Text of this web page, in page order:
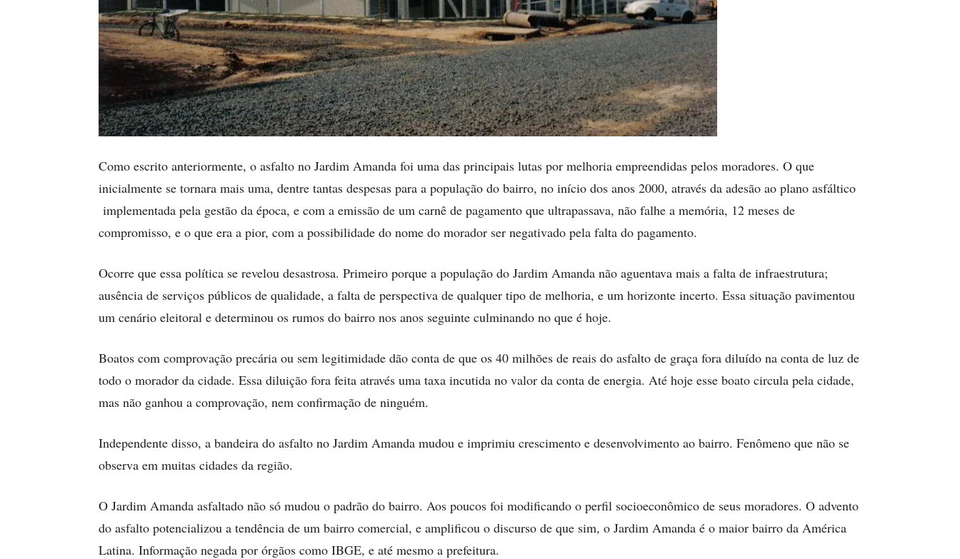
Como escrito anteriormente, o asfalto no Jardim Amanda foi uma das principais lutas por melhoria empreendidas pelos moradores. O que
inicialmente se tornara mais uma, dentre tantas despesas para a população do bairro, no início dos anos 2000, através da adesão ao plano asfáltico
implementada pela gestão da época, e com a emissão de um carnê de pagamento que ultrapassava, não falhe a memória, 12 meses de
compromisso, e o que era a pior, com a possibilidade do nome do morador ser negativado pela falta do pagamento.
Ocorre que essa política se revelou desastrosa. Primeiro porque a população do Jardim Amanda não aguentava mais a falta de infraestrutura;
ausência de serviços públicos de qualidade, a falta de perspectiva de qualquer tipo de melhoria, e um horizonte incerto. Essa situação pavimentou
um cenário eleitoral e determinou os rumos do bairro nos anos seguinte culminando no que é hoje.
Boatos com comprovação precária ou sem legitimidade dão conta de que os 40 milhões de reais do asfalto de graça fora diluído na conta de luz de
todo o morador da cidade. Essa diluição fora feita através uma taxa incutida no valor da conta de energia. Até hoje esse boato circula pela cidade,
mas não ganhou a comprovação, nem confirmação de ninguém.
Independente disso, a bandeira do asfalto no Jardim Amanda mudou e imprimiu crescimento e desenvolvimento ao bairro. Fenômeno que não se
observa em muitas cidades da região.
O Jardim Amanda asfaltado não só mudou o padrão do bairro. Aos poucos foi modificando o perfil socioeconômico de seus moradores. O advento
do asfalto potencializou a tendência de um bairro comercial, e amplificou o discurso de que sim, o Jardim Amanda é o maior bairro da América
Latina. Informação negada por órgãos como IBGE, e até mesmo a prefeitura.